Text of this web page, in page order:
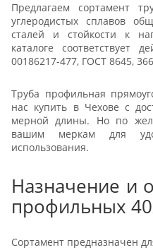
Предлагаем сортамент
углеродистых сплавов
сталей и стойкости к
каталоге соответствует
00186217-477, ГОСТ 8645,
Труба профильная
нас купить в Чехове с
мерной длины. Но по
вашим меркам для
использования.
Назначение и
профильных
Сортамент предназначен